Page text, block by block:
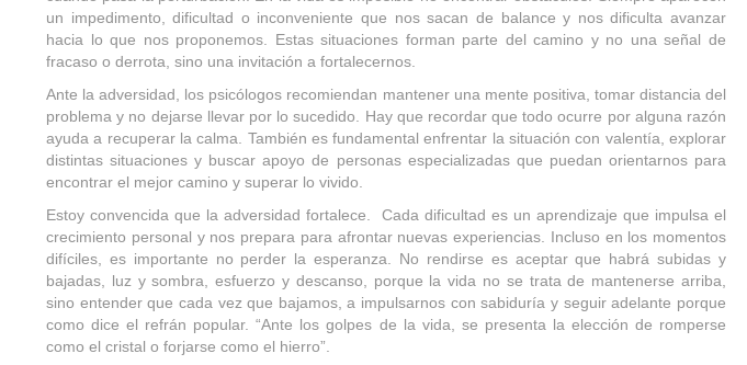
un impedimento, dificultad o inconveniente que nos sacan de balance y nos dificulta avanzar
hacia lo que nos proponemos. Estas situaciones forman parte del camino y no una señal de
fracaso o derrota, sino una invitación a fortalecernos.
Ante la adversidad, los psicólogos recomiendan mantener una mente positiva, tomar distancia del
problema y no dejarse llevar por lo sucedido. Hay que recordar que todo ocurre por alguna razón
ayuda a recuperar la calma. También es fundamental enfrentar la situación con valentía, explorar
distintas situaciones y buscar apoyo de personas especializadas que puedan orientarnos para
encontrar el mejor camino y superar lo vivido.
Estoy convencida que la adversidad fortalece. Cada dificultad es un aprendizaje que impulsa el
crecimiento personal y nos prepara para afrontar nuevas experiencias. Incluso en los momentos
difíciles, es importante no perder la esperanza. No rendirse es aceptar que habrá subidas y
bajadas, luz y sombra, esfuerzo y descanso, porque la vida no se trata de mantenerse arriba,
sino entender que cada vez que bajamos, a impulsarnos con sabiduría y seguir adelante porque
como dice el refrán popular. “Ante los golpes de la vida, se presenta la elección de romperse
como el cristal o forjarse como el hierro”.